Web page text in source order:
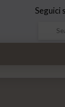
Seguici
Search